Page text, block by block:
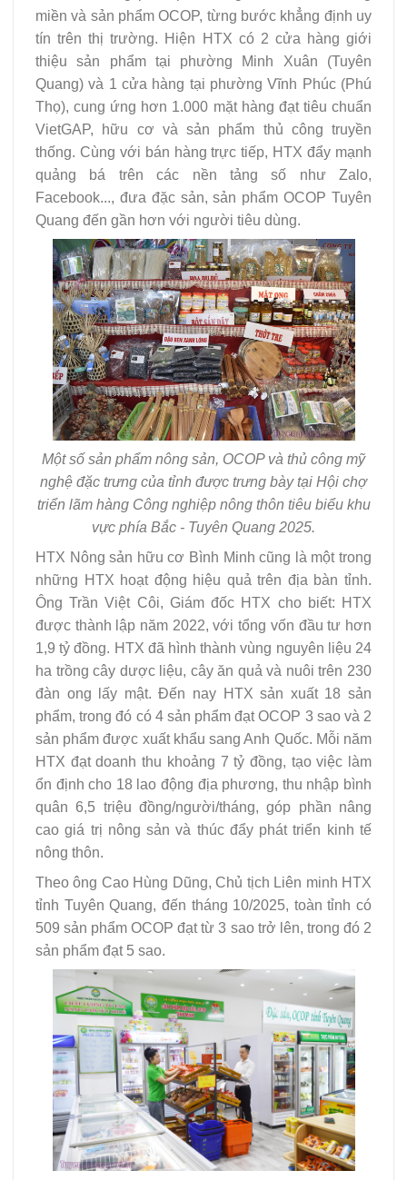
miền và sản phẩm OCOP, từng bước khẳng định uy
tín trên thị trường. Hiện HTX có 2 cửa hàng giới
thiệu sản phẩm tại phường Minh Xuân (Tuyên
Quang) và 1 cửa hàng tại phường Vĩnh Phúc (Phú
Thọ), cung ứng hơn 1.000 mặt hàng đạt tiêu chuẩn
VietGAP, hữu cơ và sản phẩm thủ công truyền
thống. Cùng với bán hàng trực tiếp, HTX đẩy mạnh
quảng bá trên các nền tảng số như Zalo,
Facebook..., đưa đặc sản, sản phẩm OCOP Tuyên
Quang đến gần hơn với người tiêu dùng.
Một số sản phẩm nông sản, OCOP và thủ công mỹ
nghệ đặc trưng của tỉnh được trưng bày tại Hội chợ
triển lãm hàng Công nghiệp nông thôn tiêu biểu khu
vực phía Bắc - Tuyên Quang 2025.
HTX Nông sản hữu cơ Bình Minh cũng là một trong
những HTX hoạt động hiệu quả trên địa bàn tỉnh.
Ông Trần Việt Côi, Giám đốc HTX cho biết: HTX
được thành lập năm 2022, với tổng vốn đầu tư hơn
1,9 tỷ đồng. HTX đã hình thành vùng nguyên liệu 24
ha trồng cây dược liệu, cây ăn quả và nuôi trên 230
đàn ong lấy mật. Đến nay HTX sản xuất 18 sản
phẩm, trong đó có 4 sản phẩm đạt OCOP 3 sao và 2
sản phẩm được xuất khẩu sang Anh Quốc. Mỗi năm
HTX đạt doanh thu khoảng 7 tỷ đồng, tạo việc làm
ổn định cho 18 lao động địa phương, thu nhập bình
quân 6,5 triệu đồng/người/tháng, góp phần nâng
cao giá trị nông sản và thúc đẩy phát triển kinh tế
nông thôn.
Theo ông Cao Hùng Dũng, Chủ tịch Liên minh HTX
tỉnh Tuyên Quang, đến tháng 10/2025, toàn tỉnh có
509 sản phẩm OCOP đạt từ 3 sao trở lên, trong đó 2
sản phẩm đạt 5 sao.